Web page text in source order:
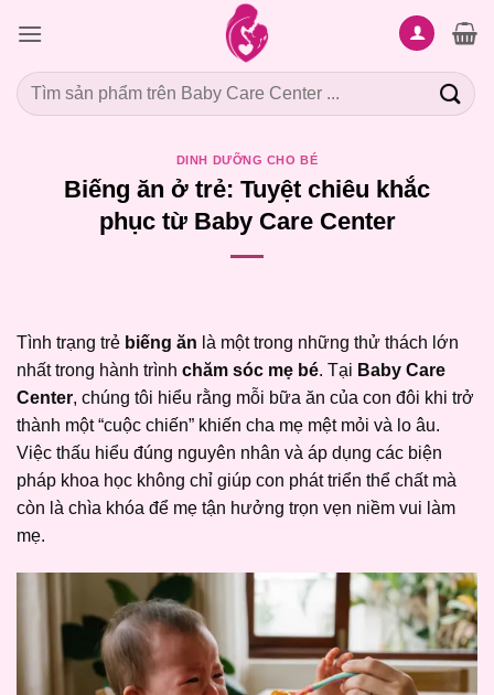
qua
dung
Tìm
kiếm:
DINH DƯỠNG CHO BÉ
Biếng ăn ở trẻ: Tuyệt chiêu khắc
phục từ Baby Care Center
Tình trạng trẻ biếng ăn là một trong những thử thách lớn
nhất trong hành trình chăm sóc mẹ bé. Tại Baby Care
Center, chúng tôi hiểu rằng mỗi bữa ăn của con đôi khi trở
thành một “cuộc chiến” khiến cha mẹ mệt mỏi và lo âu.
Việc thấu hiểu đúng nguyên nhân và áp dụng các biện
pháp khoa học không chỉ giúp con phát triển thể chất mà
còn là chìa khóa để mẹ tận hưởng trọn vẹn niềm vui làm
mẹ.